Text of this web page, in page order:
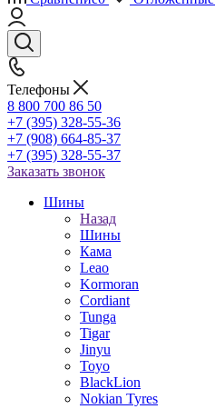
Телефоны
8 800 700 86 50
+7 (395) 328-55-36
+7 (908) 664-85-37
+7 (395) 328-55-37
Заказать звонок
Шины
Назад
Шины
Кама
Leao
Kormoran
Cordiant
Tunga
Tigar
Jinyu
Toyo
BlackLion
Nokian Tyres